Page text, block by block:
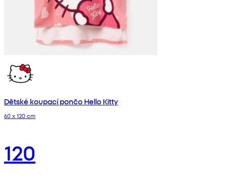
Dětské koupací pončo Hello Kitty
60 x 120 cm
120